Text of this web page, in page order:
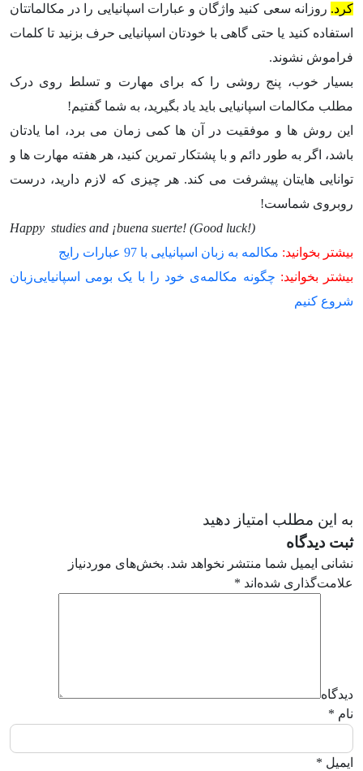
کرد. روزانه سعی کنید واژگان و عبارات اسپانیایی را در مکالماتتان
استفاده کنید یا حتی گاهی با خودتان اسپانیایی حرف بزنید تا کلمات
فراموش نشوند.
بسیار خوب، پنج روشی را که برای مهارت و تسلط روی درک
مطلب مکالمات اسپانیایی باید یاد بگیرید، به شما گفتیم!
این روش ها و موفقیت در آن ها کمی زمان می برد، اما یادتان
باشد، اگر به طور دائم و با پشتکار تمرین کنید، هر هفته مهارت ها و
توانایی هایتان پیشرفت می کند. هر چیزی که لازم دارید، درست
روبروی شماست!
(!Happy studies and ¡buena suerte! (Good luck
بیشتر بخوانید: مکالمه به زبان اسپانیایی با 97 عبارات رایج
بیشتر بخوانید: چگونه مکالمه‌ی خود را با یک بومی اسپانیایی‌زبان
شروع کنیم
به این مطلب امتیاز دهید
ثبت دیدگاه
نشانی ایمیل شما منتشر نخواهد شد. بخش‌های موردنیاز
علامت‌گذاری شده‌اند *
دیدگاه
نام *
ایمیل *